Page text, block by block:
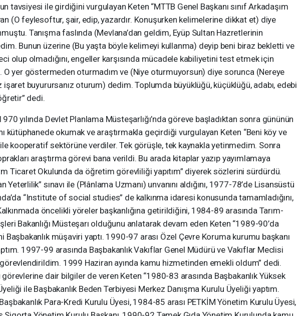
tavsiyesi ile girdiğini vurgulayan Keten “MTTB Genel Başkanı sınıf Arkadaşım
(O feylesoftur, şair, edip, yazardır. Konuşurken kelimelerine dikkat et) diye
Tanışma faslında (Mevlana’dan geldim, Eyüp Sultan Hazretlerinin
Bunun üzerine (Bu yaşta böyle kelimeyi kullanma) deyip beni biraz bekletti ve
olup olmadığını, engeller karşısında mücadele kabiliyetini test etmek için
O yer göstermeden oturmadım ve (Niye oturmuyorsun) diye sorunca (Nereye
işaret buyurursanız oturum) dedim. Toplumda büyüklüğü, küçüklüğü, adabı, edebi
dedi.
1970 yılında Devlet Planlama Müsteşarlığı’nda göreve başladıktan sonra gününün
kütüphanede okumak ve araştırmakla geçirdiği vurgulayan Keten “Beni köy ve
kooperatif sektörüne verdiler. Tek görüşle, tek kaynakla yetinmedim. Sonra
araştırma görevi bana verildi. Bu arada kitaplar yazıp yayımlamaya
Ticaret Okulunda da öğretim görevliliği yapıtım” diyerek sözlerini sürdürdü.
Yeterlilik” sınavı ile (Plânlama Uzmanı) unvanını aldığını, 1977-78’de Lisansüstü
“Institute of social studies” de kalkınma idaresi konusunda tamamladığını,
öncelikli yöreler başkanlığına getirildiğini, 1984-89 arasında Tarım-
Bakanlığı Müsteşarı olduğunu anlatarak devam eden Keten “1989-90’da
Başbakanlık müşaviri yaptı. 1990-97 arası Özel Çevre Koruma kurumu başkanı
1997-99 arasında Başbakanlık Vakıflar Genel Müdürü ve Vakıflar Meclisi
görevlendirildim. 1999 Haziran ayında kamu hizmetinden emekli oldum” dedi.
dair bilgiler de veren Keten “1980-83 arasında Başbakanlık Yüksek
ile Başbakanlık Beden Terbiyesi Merkez Danışma Kurulu Üyeliği yaptım.
Para-Kredi Kurulu Üyesi, 1984-85 arası PETKİM Yönetim Kurulu Üyesi,